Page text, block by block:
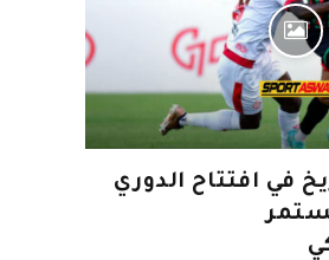
في افتتاح الدوري